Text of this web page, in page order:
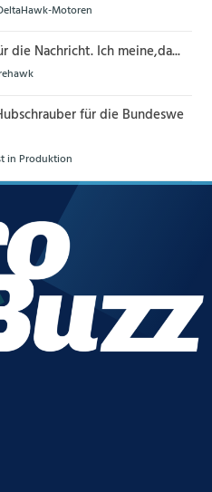
Motoren
die Nachricht. Ich meine,da...
für die Bundeswe
in Produktion